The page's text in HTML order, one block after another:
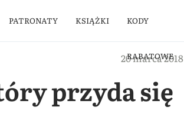
PATRONATY KSIĄŻKI KODY
RABATOWE
20 marca 2018
przyda się